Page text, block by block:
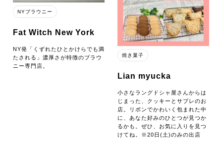
NYブラウニー
Fat Witch New York
NY発「くずれたひとかけらでも満
たされる」濃厚さが特徴のブラウ
ニー専門店。
焼き菓子
Lian myucka
小さなラングドシャ屋さんからは
じまった、クッキーとサブレのお
店。リボンでかわいく包まれた中
に、あなた好みのひとつが見つか
るかも。ぜひ、お気に入りを見つ
けてね。※20日(土)のみの出店